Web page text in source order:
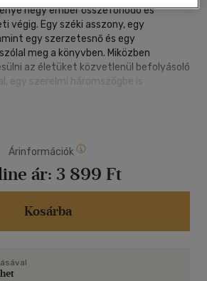
négy ember összefonódó és
végig. Egy széki asszony, egy
egy szerzetesnő és egy
meg a könyvben. Miközben
az életüket közvetlenül befolyásoló
egy szerelmi háromszögbe is
évek Kolozsvárján a város lakói
kiszámíthatatlan fordulatainak
csapásra véget vet az 56-os magyar
választható ebben a félelemtől
S mi történik a belső
- Tompa Andrea monumentális
akarva-akaratlanul megütköznek
Árinformációk
ár: 3 899 Ft
Kosárba